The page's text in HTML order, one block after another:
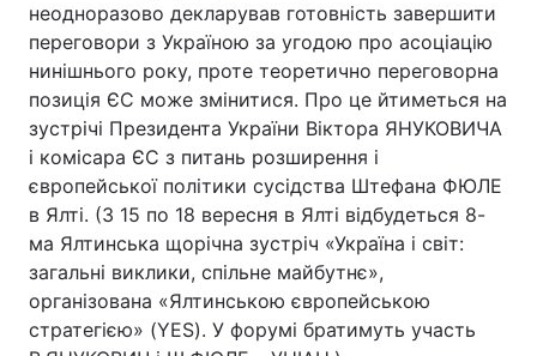
неодноразово декларував готовність завершити
переговори з Україною за угодою про асоціацію
нинішнього року, проте теоретично переговорна
позиція ЄС може змінитися. Про це йтиметься на
зустрічі Президента України Віктора ЯНУКОВИЧА
і комісара ЄС з питань розширення і
європейської політики сусідства Штефана ФЮЛЕ
в Ялті. (З 15 по 18 вересня в Ялті відбудеться 8-
ма Ялтинська щорічна зустріч «Україна і світ:
загальні виклики, спільне майбутнє»,
організована «Ялтинською європейською
стратегією» (YES). У форумі братимуть участь